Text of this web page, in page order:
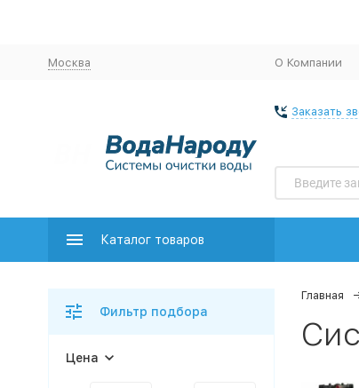
Москва О Компании
Заказать
Каталог товаров
Главная
Фильтр подбора
Цена